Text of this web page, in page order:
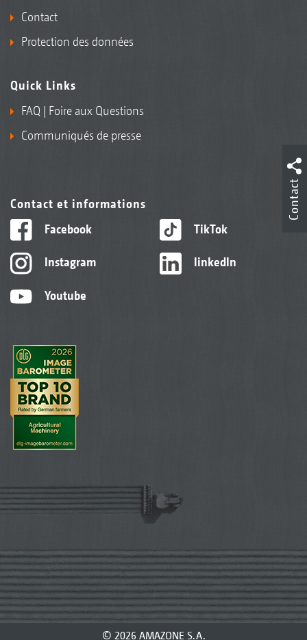
Contact
Protection des données
Quick Links
FAQ | Foire aux Questions
Communiqués de presse
Contact et informations
Facebook
Instagram
Youtube
TikTok
linkedIn
© 2026 AMAZONE S.A.
Contact